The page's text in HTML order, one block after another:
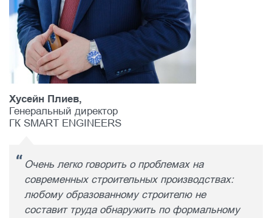
Хусейн Плиев,
Генеральный директор
ГК SMART ENGINEERS
Очень легко говорить о проблемах на
современных строительных производствах:
любому образованному строителю не
составит труда обнаружить по формальному